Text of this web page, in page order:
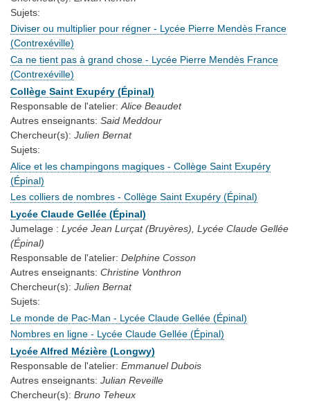
Sujets:
Diviser ou multiplier pour régner - Lycée Pierre Mendès France
(Contrexéville)
Ca ne tient pas à grand chose - Lycée Pierre Mendès France
(Contrexéville)
Collège Saint Exupéry (Épinal)
Responsable de l'atelier: Alice Beaudet
Autres enseignants: Said Meddour
Chercheur(s): Julien Bernat
Sujets:
Alice et les champingons magiques - Collège Saint Exupéry
(Épinal)
Les colliers de nombres - Collège Saint Exupéry (Épinal)
Lycée Claude Gellée (Épinal)
Jumelage : Lycée Jean Lurçat (Bruyères), Lycée Claude Gellée
(Épinal)
Responsable de l'atelier: Delphine Cosson
Autres enseignants: Christine Vonthron
Chercheur(s): Julien Bernat
Sujets:
Le monde de Pac-Man - Lycée Claude Gellée (Épinal)
Nombres en ligne - Lycée Claude Gellée (Épinal)
Lycée Alfred Mézière (Longwy)
Responsable de l'atelier: Emmanuel Dubois
Autres enseignants: Julian Reveille
Chercheur(s): Bruno Teheux